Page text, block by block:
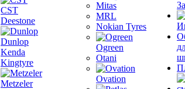
CST
Deestone
Dunlop
Kenda
Kingtyre
Metzeler
Mitas
MRL
Nokian Tyres
Ogreen
Otani
Ovation